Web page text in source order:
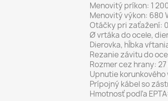
Menovitý príkon: 1
Menovitý výkon: 680
Otáčky pri zaťažení:
Ø vrtáka do ocele,
Dierovka, hĺbka
Rezanie závitu do
Rozmer cez hrany: 27
Upnutie korunkového
Prípojný kábel so
Hmotnosť podľa